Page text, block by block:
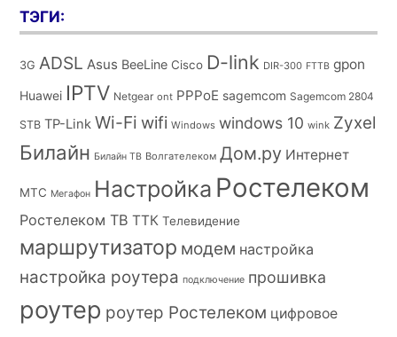
ТЭГИ:
3G ADSL Asus BeeLine Cisco D-link DIR-300 FTTB gpon
Huawei IPTV Netgear ont PPPoE sagemcom Sagemcom 2804
STB TP-Link Wi-Fi wifi Windows windows 10 wink Zyxel
Билайн Билайн ТВ Волгателеком Дом.ру Интернет
МТС Мегафон Настройка Ростелеком
Ростелеком ТВ ТТК Телевидение
маршрутизатор модем настройка
настройка роутера подключение прошивка
роутер роутер Ростелеком цифровое